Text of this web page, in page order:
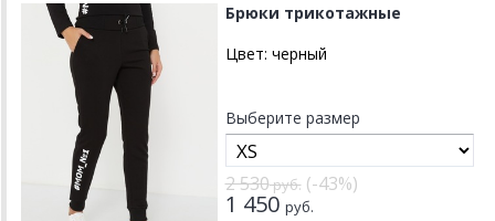
Брюки трикотажные
Цвет: черный
Выберите размер
2 530руб.(-43%)
1 450 руб.